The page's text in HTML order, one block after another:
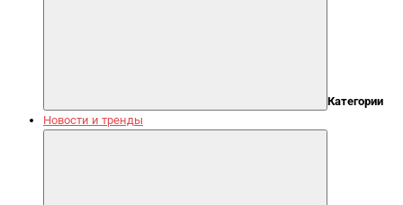
Категории
Новости и тренды